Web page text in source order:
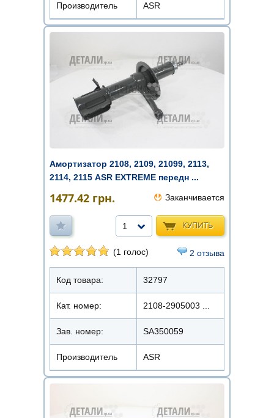
Производитель ASR
Амортизатор 2108, 2109, 21099, 2113,
2114, 2115 ASR EXTREME передн ...
1477.42 грн. Заканчивается
КУПИТЬ
1
(1 голос) 2 отзыва
Код товара: 32797
Кат. номер: 2108-2905003 ...
Зав. номер: SA350059
Производитель ASR